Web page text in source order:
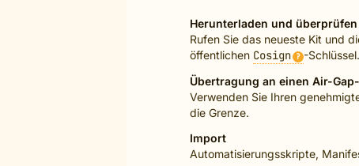
Herunterladen und überprüfen
Rufen Sie das neueste Kit und
öffentlichen Cosign ? -Schlüssel.
Übertragung an einen Air-
Verwenden Sie Ihren
die Grenze.
Import
Automatisierungsskripte,